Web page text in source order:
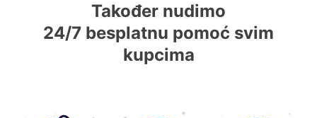
Također nudimo
24/7 besplatnu pomoć svim
kupcima